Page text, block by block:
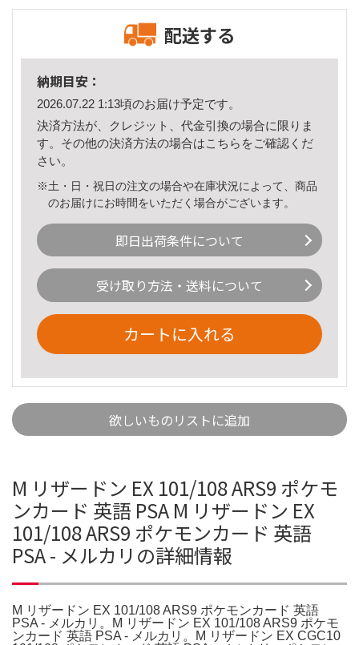
配送する
納期目安：
2026.07.22 1:13頃のお届け予定です。
決済方法が、クレジット、代金引換の場合に限りま
す。その他の決済方法の場合はこちら をご確認くだ
さい。
※土・日・祝日の注文の場合や在庫状況によって、商品
のお届けにお時間をいただく場合がございます。
即日出荷条件について
受け取り方法・送料について
カートに入れる
欲しいものリストに追加
M リザードン EX 101/108 ARS9 ポケモ
ンカード 英語 PSA M リザードン EX
101/108 ARS9 ポケモンカード 英語
PSA - メルカリの詳細情報
M リザードン EX 101/108 ARS9 ポケモンカード 英語
PSA - メルカリ。M リザードン EX 101/108 ARS9 ポケモ
ンカード 英語 PSA - メルカリ。M リザードン EX CGC10